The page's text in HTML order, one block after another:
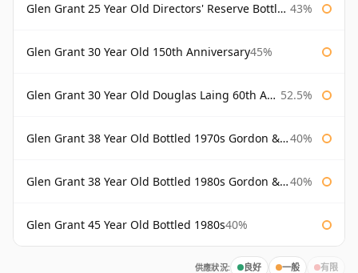
Glen Grant 25 Year Old Directors' Reserve Bottled 1980s 43%
Glen Grant 30 Year Old 150th Anniversary45%
Glen Grant 30 Year Old Douglas Laing 60th Anniversary 52.5%
Glen Grant 38 Year Old Bottled 1970s Gordon & Macphail 40%
Glen Grant 38 Year Old Bottled 1980s Gordon & Macphail 40%
Glen Grant 45 Year Old Bottled 1980s40%
供應狀況: 良好 一般 有限